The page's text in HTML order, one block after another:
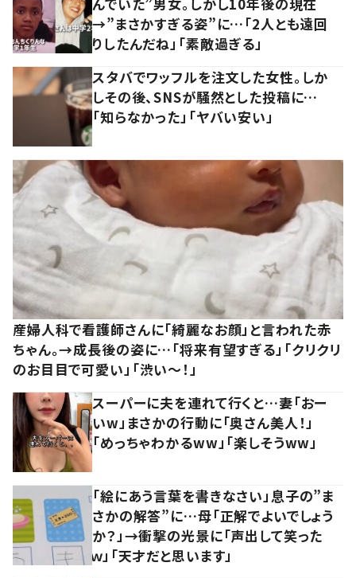
→”まさかすぎる姿”に…「2人とも遠回
りしたんだね」「素敵過ぎる」
スタバでワッフルを注文した女性。しか
しその後、SNSが騒然とした投稿に…
「知らなかった」「ヤバい安い」
産婦人科で看護師さんに「綺麗なお顔」と言われた赤
ちゃん。→成長後の姿に…「将来有望すぎる」「クリクリ
のお目目で可愛い」「渋い～！」
スーパーに夫を連れて行くと…妻「おー
いw」まさかの行動に「奥さん美人！」
「めっちゃわかるww」「楽しそうww」
「絵にあう言葉を書きなさい」息子の”ま
さかの解答”に…母「正解でよいでしょう
か？」→衝撃の光景に「声出して笑った
ｗ」「天才だと思います」